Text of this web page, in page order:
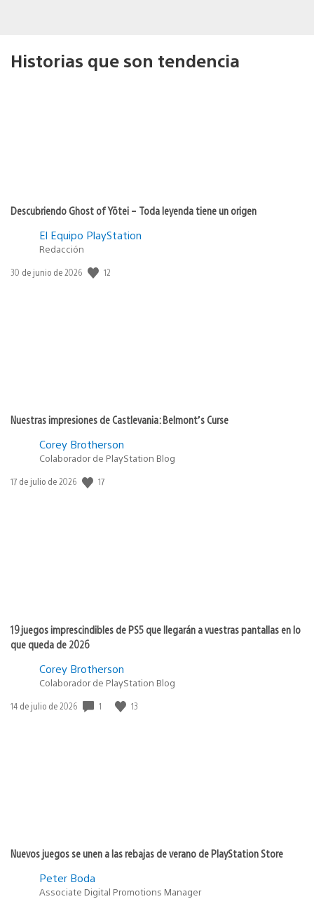
Historias que son tendencia
Descubriendo Ghost of Yōtei – Toda leyenda tiene un origen
El Equipo PlayStation
Redacción
Fecha
30 de junio de 2026 12
Nuestras impresiones de Castlevania: Belmont’s Curse
Corey Brotherson
Colaborador de PlayStation Blog
Fecha
17 de julio de 2026 17
19 juegos imprescindibles de PS5 que llegarán a vuestras pantallas en lo
que queda de 2026
Corey Brotherson
Colaborador de PlayStation Blog
Fecha
14 de julio de 2026 1 13
Nuevos juegos se unen a las rebajas de verano de PlayStation Store
Peter Boda
Associate Digital Promotions Manager